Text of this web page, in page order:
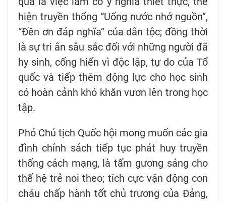
hiện truyền thống “Uống nước nhớ nguồn”,
“Đền ơn đáp nghĩa” của dân tộc; đồng thời
là sự tri ân sâu sắc đối với những người đã
hy sinh, cống hiến vì độc lập, tự do của Tổ
quốc và tiếp thêm động lực cho học sinh
có hoàn cảnh khó khăn vươn lên trong học
tập.
Phó Chủ tịch Quốc hội mong muốn các gia
đình chính sách tiếp tục phát huy truyền
thống cách mạng, là tấm gương sáng cho
thế hệ trẻ noi theo; tích cực vận động con
cháu chấp hành tốt chủ trương của Đảng,